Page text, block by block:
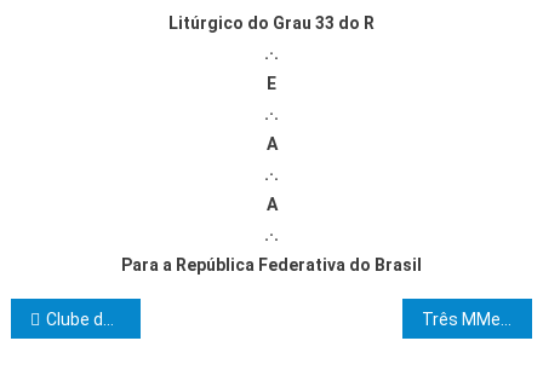
Litúrgico do Grau 33 do R
.·.
E
.·.
A
.·.
A
.·.
Para a República Federativa do Brasil
Navegação de Post
Clube da Fraternidade da entrega doações à Casa Nossa Senhora do Amor Divino